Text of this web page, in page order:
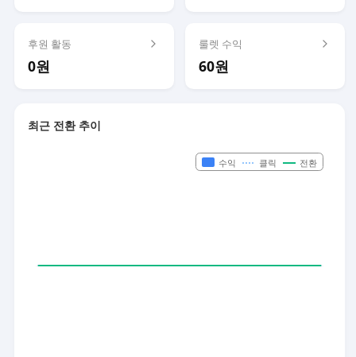
후원 활동
0원
룰렛 수익
60원
최근 전환 추이